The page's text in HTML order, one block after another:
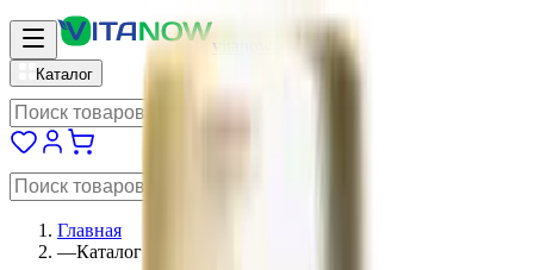
vitanow
Каталог
Главная
—Каталог